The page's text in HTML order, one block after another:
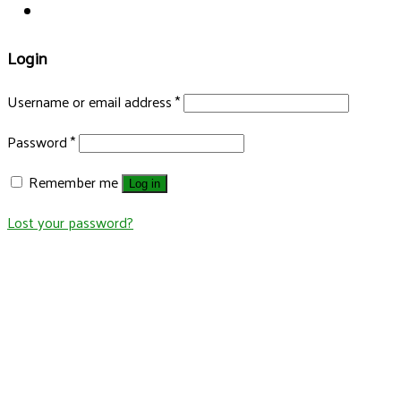
Login
Username or email address*
Password*
Remember me
Log in
Lost your password?